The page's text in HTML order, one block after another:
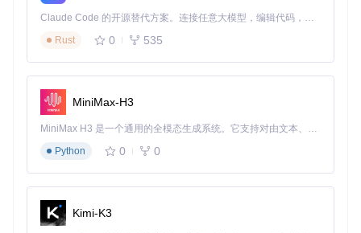
显示
1920×1080分辨
1920×1080分辨率，60Hz，
安装依赖包
安装Python 3.8.10（推荐版本，兼容性最佳）
安装依赖包：
Claude Code 的开源替代方案。连接任意大模型，编辑代码，运行命令，自动验证 — 全自动执行。用 Rust 构建，极致性能。 ｜ An open-source alternative to Claude Code. Connect any LLM, edit code, run commands, and verify changes — autonomously. Built in Rust for speed. Get Started
Rust
0 535
MiniMax-H3
MiniMax H3 是一个通用的全模态生成系统。它支持对由文本、图像、视频和音频组成的多模态上下文进行统一理解，并能生成分辨率高达 2K、时长可达 15 秒的带原生立体声音频的视频。得益于面向任务泛化的系统设计，H3 在预训练阶段就已具备广泛的多模态上下文理解与生成能力，能够出色地执行复杂的多模态指令。
Python
0 0
Kimi-K3